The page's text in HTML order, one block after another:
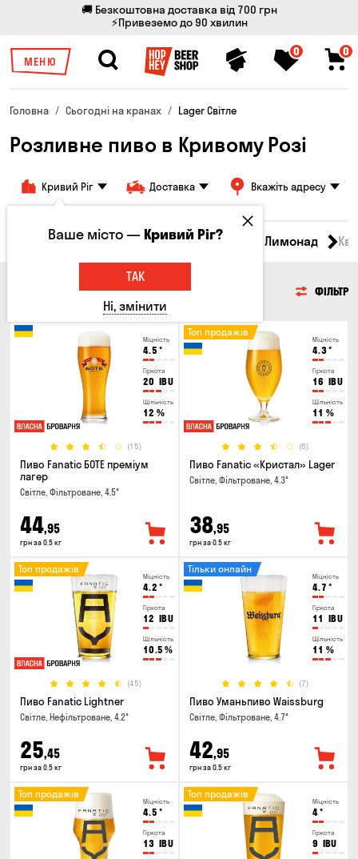
🚚 Безкоштовна доставка від 700 грн
⚡Привеземо до 90 хвилин
МЕНЮ
0 0
Головна Сьогодні на кранах Lager Світле
Розливне пиво в Кривому Розі
Кривий Ріг Доставка Вкажіть адресу
Всі товари Пиво Сидр Вино Лимонад
ФІЛЬТР
Міцність
4.5 °
Гіркота
20 IBU
Щільність
12 %
(15)
Пиво Fanatic БОТЕ преміум
лагер
Світле, Фільтроване, 4.5°
44,95
грн за 0.5 кг
Міцність
4.3°
Гіркота
16 IBU
Щільність
11 %
(6)
Топ продажів
Пиво Fanatic «Кристал» Lager
Світле, Фільтроване, 4.3°
38,95
грн за 0.5 кг
Міцність
4.2 °
Гіркота
12 IBU
Щільність
10.5 %
(45)
Топ продажів
Пиво Fanatic Lightner
Світле, Нефільтроване, 4.2°
25,45
грн за 0.5 кг
Міцність
4.7 °
Гіркота
11 IBU
Щільність
11 %
(7)
Тільки онлайн
Пиво Уманьпиво Waissburg
Світле, Фільтроване, 4.7°
42,95
грн за 0.5 кг
Міцність
4.5 °
Гіркота
13 IBU
Топ продажів
Міцність
4°
Гіркота
9 IBU
Топ продажів
Ваше місто —Кривий Ріг?
ТАК
Ні, змінити